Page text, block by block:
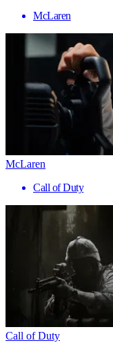
McLaren
McLaren
Call of Duty
Call of Duty